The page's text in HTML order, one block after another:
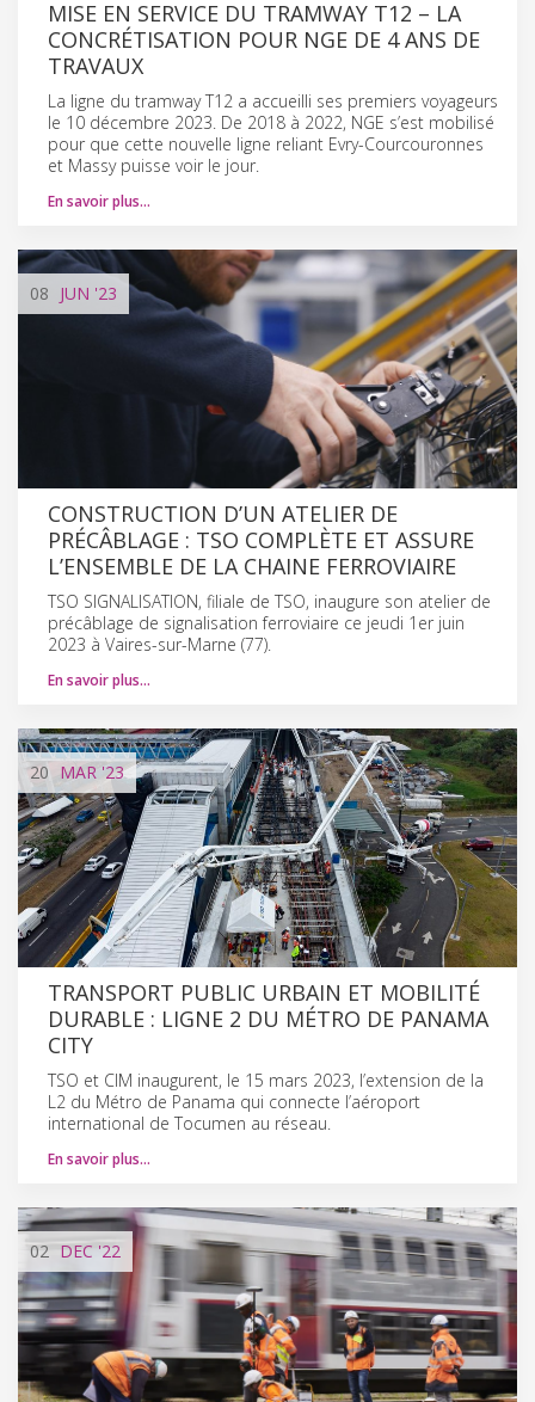
MISE EN SERVICE DU TRAMWAY T12 – LA
CONCRÉTISATION POUR NGE DE 4 ANS DE
TRAVAUX
La ligne du tramway T12 a accueilli ses premiers voyageurs
le 10 décembre 2023. De 2018 à 2022, NGE s’est mobilisé
pour que cette nouvelle ligne reliant Evry-Courcouronnes
et Massy puisse voir le jour.
En savoir plus…
08 JUN '23
CONSTRUCTION D’UN ATELIER DE
PRÉCÂBLAGE : TSO COMPLÈTE ET ASSURE
L’ENSEMBLE DE LA CHAINE FERROVIAIRE
TSO SIGNALISATION, filiale de TSO, inaugure son atelier de
précâblage de signalisation ferroviaire ce jeudi 1er juin
2023 à Vaires-sur-Marne (77).
En savoir plus…
20 MAR '23
TRANSPORT PUBLIC URBAIN ET MOBILITÉ
DURABLE : LIGNE 2 DU MÉTRO DE PANAMA
CITY
TSO et CIM inaugurent, le 15 mars 2023, l’extension de la
L2 du Métro de Panama qui connecte l’aéroport
international de Tocumen au réseau.
En savoir plus…
02 DEC '22